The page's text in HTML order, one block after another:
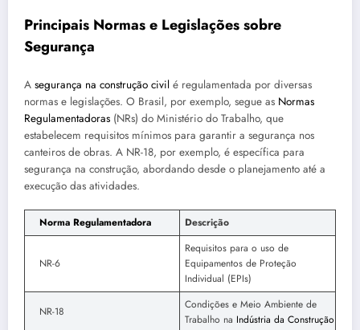
Principais Normas e Legislações sobre
Segurança
A segurança na construção civil é regulamentada por diversas
normas e legislações. O Brasil, por exemplo, segue as Normas
Regulamentadoras (NRs) do Ministério do Trabalho, que
estabelecem requisitos mínimos para garantir a segurança nos
canteiros de obras. A NR-18, por exemplo, é específica para
segurança na construção, abordando desde o planejamento até a
execução das atividades.
Norma Regulamentadora Descrição
NR-6
Requisitos para o uso de
Equipamentos de Proteção
Individual (EPIs)
NR-18
Condições e Meio Ambiente de
Trabalho na Indústria da Construção